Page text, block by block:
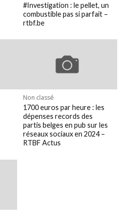
#Investigation : le pellet, un
combustible pas si parfait –
rtbf.be
Non classé
1700 euros par heure : les
dépenses records des
partis belges en pub sur les
réseaux sociaux en 2024 –
RTBF Actus